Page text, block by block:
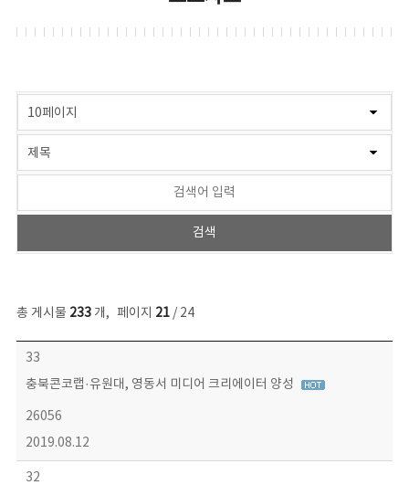
총 게시물 233개, 페이지 21/ 24
보도자료 목록 - 번호, 제목, 작성자, 파일, 조회수, 작성일 정보 제공
33
충북콘코랩·유원대, 영동서 미디어 크리에이터 양성
26056
2019.08.12
32